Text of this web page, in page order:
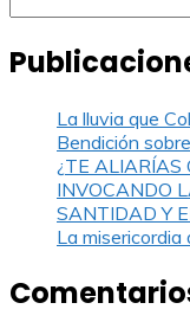
La lluvia que
Bendición
¿TE ALIARÍAS
INVOCANDO
SANTIDAD Y
La misericordia